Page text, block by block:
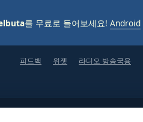
를 무료로 들어보세요! Android
피드백 위젯 라디오 방송국용